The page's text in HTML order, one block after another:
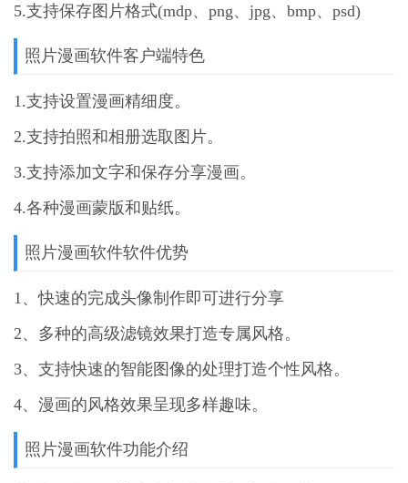
5.支持保存图片格式(mdp、png、jpg、bmp、psd)
照片漫画软件客户端特色
1.支持设置漫画精细度。
2.支持拍照和相册选取图片。
3.支持添加文字和保存分享漫画。
4.各种漫画蒙版和贴纸。
照片漫画软件软件优势
1、快速的完成头像制作即可进行分享
2、多种的高级滤镜效果打造专属风格。
3、支持快速的智能图像的处理打造个性风格。
4、漫画的风格效果呈现多样趣味。
照片漫画软件功能介绍